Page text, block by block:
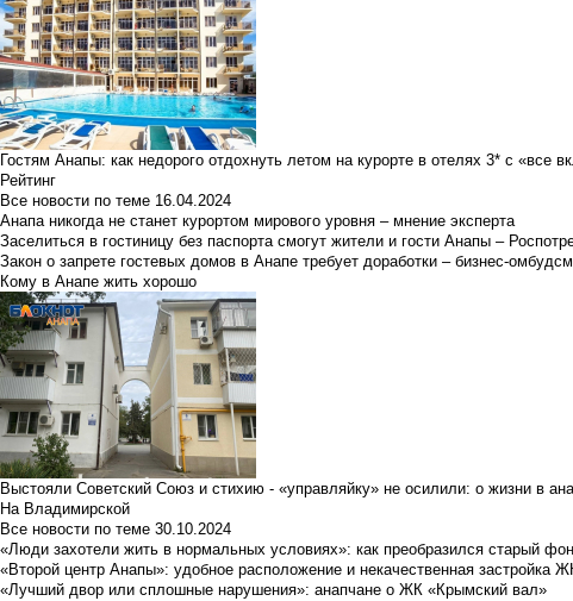
Гостям Анапы: как недорого отдохнуть летом на курорте в отелях 3* с «все
Рейтинг
Все новости по теме 16.04.2024
Анапа никогда не станет курортом мирового уровня – мнение эксперта
Заселиться в гостиницу без паспорта смогут жители и гости Анапы –
Закон о запрете гостевых домов в Анапе требует доработки – бизнес-
Кому в Анапе жить хорошо
Выстояли Советский Союз и стихию - «управляйку» не осилили: о жизни в
На Владимирской
Все новости по теме 30.10.2024
«Люди захотели жить в нормальных условиях»: как преобразился старый
«Второй центр Анапы»: удобное расположение и некачественная застройка
«Лучший двор или сплошные нарушения»: анапчане о ЖК «Крымский вал»